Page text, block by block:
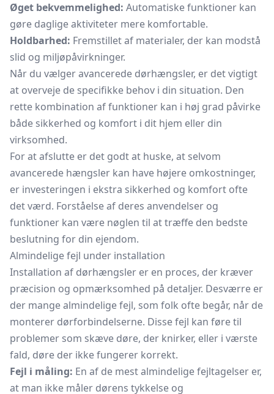
Øget bekvemmelighed: Automatiske funktioner kan
gøre daglige aktiviteter mere komfortable.
Holdbarhed: Fremstillet af materialer, der kan modstå
slid og miljøpåvirkninger.
Når du vælger avancerede dørhængsler, er det vigtigt
at overveje de specifikke behov i din situation. Den
rette kombination af funktioner kan i høj grad påvirke
både sikkerhed og komfort i dit hjem eller din
virksomhed.
For at afslutte er det godt at huske, at selvom
avancerede hængsler kan have højere omkostninger,
er investeringen i ekstra sikkerhed og komfort ofte
det værd. Forståelse af deres anvendelser og
funktioner kan være nøglen til at træffe den bedste
beslutning for din ejendom.
Almindelige fejl under installation
Installation af dørhængsler er en proces, der kræver
præcision og opmærksomhed på detaljer. Desværre er
der mange almindelige fejl, som folk ofte begår, når de
monterer dørforbindelserne. Disse fejl kan føre til
problemer som skæve døre, der knirker, eller i værste
fald, døre der ikke fungerer korrekt.
Fejl i måling: En af de mest almindelige fejltagelser er,
at man ikke måler dørens tykkelse og